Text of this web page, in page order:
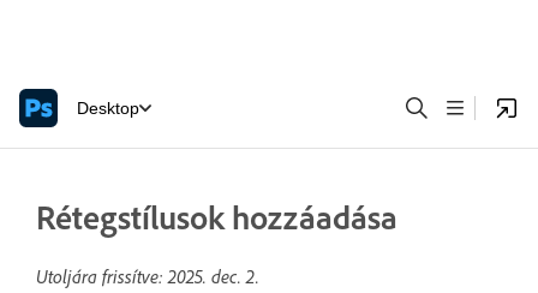
Desktop
Rétegstílusok hozzáadása
Utoljára frissítve:2025. dec. 2.